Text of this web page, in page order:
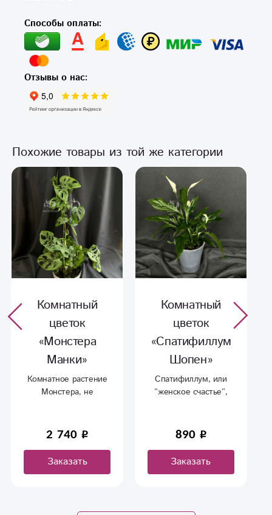
Способы оплаты:
Отзывы о нас:
Похожие товары из той же категории
Комнатный
цветок
«Монстера
Манки»
Комнатное растение
Монстера, не
2 740
Заказать
Комнатный
цветок
«Спатифиллум
Шопен»
Спатифиллум, или
"женское счастье",
комнатных растений
элегантным цветкам и
890
Заказать